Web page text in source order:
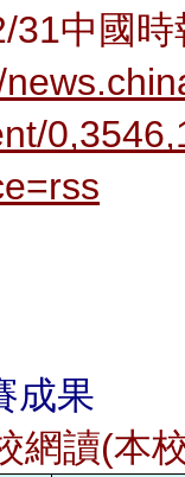
31中國時
成果
網讀(本